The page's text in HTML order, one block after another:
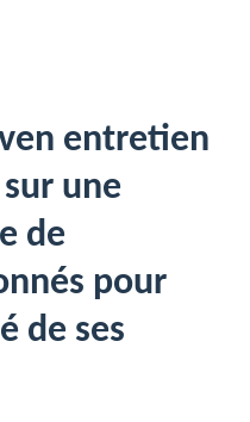
entretien
sur une
de
pour
de ses